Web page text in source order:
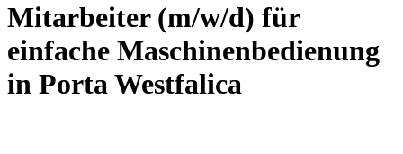
Mitarbeiter (m/w/d) für
einfache Maschinenbedienung
in Porta Westfalica